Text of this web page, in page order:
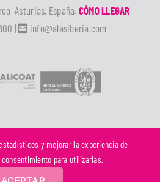
Asturias, España. CÓMO LLEGAR
| info@alasiberia.com
derechos reservados |Aviso Legal|Política de
|Política de Cookies
y mejorar la experiencia de
para utilizarlas.